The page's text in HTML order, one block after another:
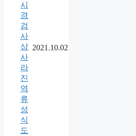
시
경
검
사
상
사
라
진
역
류
성
식
도
2021.10.02